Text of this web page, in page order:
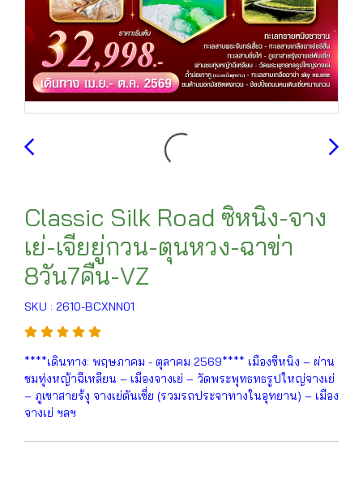
Classic Silk Road ซิหนิง-จาง
เย่-เจียยู่กวน-ตุนหวง-ฉาข่า
8วัน7คืน-VZ
SKU : 2610-BCXNN01
****เดินทาง: พฤษภาคม - ตุลาคม 2569**** เมืองซีหนิง – ผ่าน
ชมทุ่งหญ้าฉีเหลียน – เมืองจางเย่ – วัดพระพุทธทธรูปใหญ่จางเย่
– ภูเขาสายร้งุ จางเย่ตันเซี่ย (รวมรถประจาทางในอุทยาน) – เมือง
จางเย่ ฯลฯ